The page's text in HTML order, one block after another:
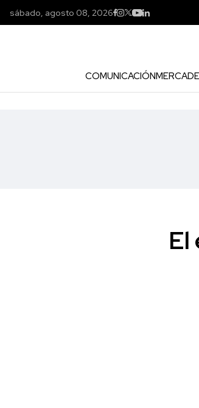
sábado, agosto 08, 2026
COMUNICACIÓN
El